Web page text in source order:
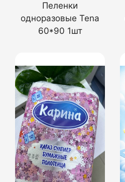
Пеленки
одноразовые Tena
60*90 1шт